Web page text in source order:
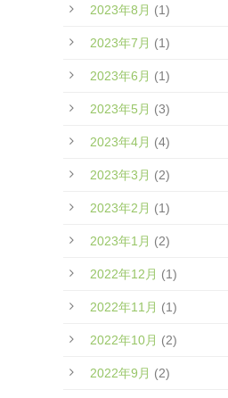
2023年8月 (1)
2023年7月 (1)
2023年6月 (1)
2023年5月 (3)
2023年4月 (4)
2023年3月 (2)
2023年2月 (1)
2023年1月 (2)
2022年12月 (1)
2022年11月 (1)
2022年10月 (2)
2022年9月 (2)